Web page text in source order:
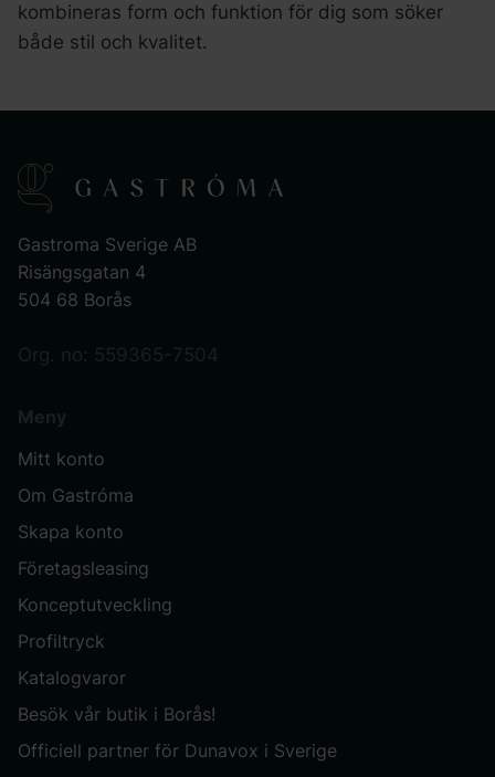
kombineras form och funktion för dig som söker
både stil och kvalitet.
Gastroma Sverige AB
Risängsgatan 4
504 68 Borås
Org. no: 559365-7504
Meny
Mitt konto
Om Gastróma
Skapa konto
Företagsleasing
Konceptutveckling
Profiltryck
Katalogvaror
Besök vår butik i Borås!
Officiell partner för Dunavox i Sverige